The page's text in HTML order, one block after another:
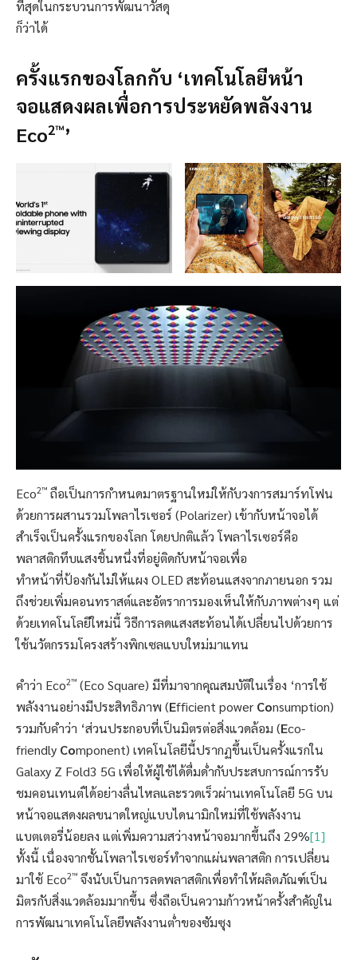
ที่สุดในกระบวนการพัฒนาวัสดุ
ก็ว่าได้
ครั้งแรกของโลกกับ ‘เทคโนโลยีหน้า
จอแสดงผลเพื่อการประหยัดพลังงาน
Eco2™’
Eco2™ ถือเป็นการกำหนดมาตรฐานใหม่ให้กับวงการสมาร์ทโฟน
ด้วยการผสานรวมโพลาไรเซอร์ (Polarizer) เข้ากับหน้าจอได้
สำเร็จเป็นครั้งแรกของโลก โดยปกติแล้ว โพลาไรเซอร์คือ
พลาสติกทึบแสงชิ้นหนึ่งที่อยู่ติดกับหน้าจอเพื่อ
ทำหน้าที่ป้องกันไม่ให้แผง OLED สะท้อนแสงจากภายนอก รวม
ถึงช่วยเพิ่มคอนทราสต์และอัตราการมองเห็นให้กับภาพต่างๆ แต่
ด้วยเทคโนโลยีใหม่นี้ วิธีการลดแสงสะท้อนได้เปลี่ยนไปด้วยการ
ใช้นวัตกรรมโครงสร้างพิกเซลแบบใหม่มาแทน
คำว่า Eco2™ (Eco Square) มีที่มาจากคุณสมบัติในเรื่อง ‘การใช้
พลังงานอย่างมีประสิทธิภาพ (Efficient power Consumption)
รวมกับคำว่า ‘ส่วนประกอบที่เป็นมิตรต่อสิ่งแวดล้อม (Eco-
friendly Component) เทคโนโลยีนี้ปรากฏขึ้นเป็นครั้งแรกใน
Galaxy Z Fold3 5G เพื่อให้ผู้ใช้ได้ดื่มด่ำกับประสบการณ์การรับ
ชมคอนเทนต์ได้อย่างลื่นไหลและรวดเร็วผ่านเทคโนโลยี 5G บน
หน้าจอแสดงผลขนาดใหญ่แบบไดนามิกใหม่ที่ใช้พลังงาน
แบตเตอรี่น้อยลง แต่เพิ่มความสว่างหน้าจอมากขึ้นถึง 29%[1]
ทั้งนี้ เนื่องจากชั้นโพลาไรเซอร์ทำจากแผ่นพลาสติก การเปลี่ยน
มาใช้ Eco2™ จึงนับเป็นการลดพลาสติกเพื่อทำให้ผลิตภัณฑ์เป็น
มิตรกับสิ่งแวดล้อมมากขึ้น ซึ่งถือเป็นความก้าวหน้าครั้งสำคัญใน
การพัฒนาเทคโนโลยีพลังงานต่ำของซัมซุง